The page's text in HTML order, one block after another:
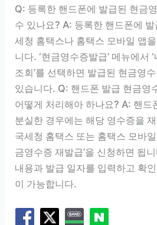
Q: 등록한 핸드폰에 발급된 현금
수 있나요? A: 등록한 핸드폰에
세청 홈택스나 홈택스 모바일 앱
니다. ‘현금영수증발급’ 메뉴에서
조회’를 선택하면 발급된 현금영
있습니다. Q: 핸드폰 발급 현금영
어떻게 처리해아 하나요? A: 핸드
분실한 경우에는 해당 영수증을
국세청 홈택스 또는 홈택스 모바
금영수증 재발급’을 신청하면 됩
내용과 발급 일자를 입력하고 확
이 가능합니다.